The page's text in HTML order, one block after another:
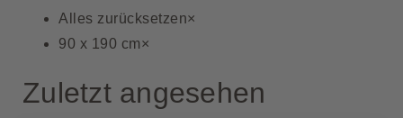
Alles zurücksetzen×
90 x 190 cm×
Zuletzt angesehen